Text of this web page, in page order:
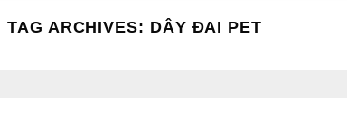
TAG ARCHIVES: DÂY ĐAI PET